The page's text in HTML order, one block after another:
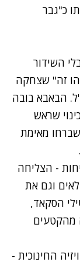
כ"גבר
השידור
זה" שצחקה
הבאבא בובה
שראש
מאימת
- הצליחה
וגם את
הסקאד,
מהקטעים
החינוכית -